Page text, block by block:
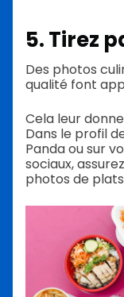
5. Tirez
Des photos
qualité font
Cela leur
Dans le profil
Panda ou sur
sociaux,
photos de